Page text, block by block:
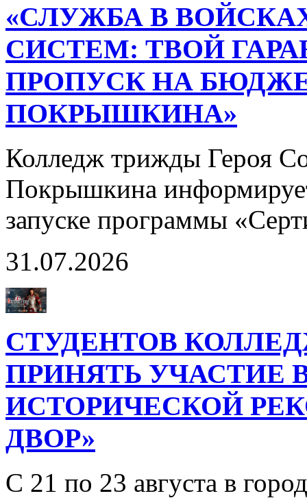
«СЛУЖБА В
СИСТЕМ: ТВОЙ
ПРОПУСК НА
ПОКРЫШКИНА»
Колледж трижды Героя
Покрышкина
запуске программы
31.07.2026
СТУДЕНТОВ
ПРИНЯТЬ УЧАСТИЕ
ИСТОРИЧЕСКОЙ
ДВОР»
С 21 по 23 августа в